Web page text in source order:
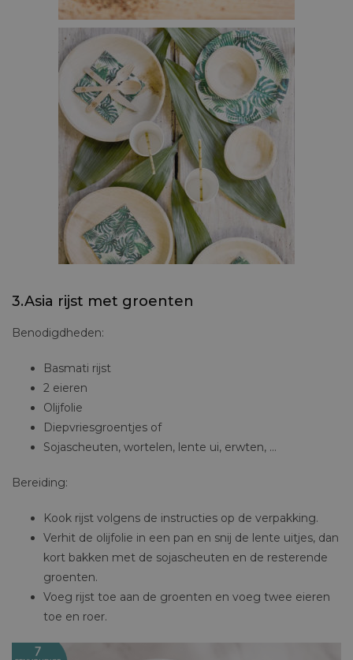
HAPPY AVOCADO ZOUT EN PEPER VAATJES – €10,95
3.Asia rijst met groenten
Benodigdheden:
Basmati rijst
2 eieren
Olijfolie
Diepvriesgroentjes of
Sojascheuten, wortelen, lente ui, erwten, …
Bereiding:
Kook rijst volgens de instructies op de verpakking.
Verhit de olijfolie in een pan en snij de lente uitjes, dan
kort bakken met de sojascheuten en de resterende
groenten.
Voeg rijst toe aan de groenten en voeg twee eieren
toe en roer.